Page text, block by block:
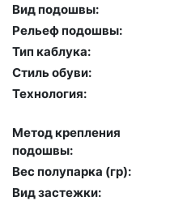
Вид подошвы:
Рельеф подошвы:
Тип каблука:
Стиль обуви:
Технология:
Метод крепления
подошвы:
Вес полупарка (гр):
Вид застежки: